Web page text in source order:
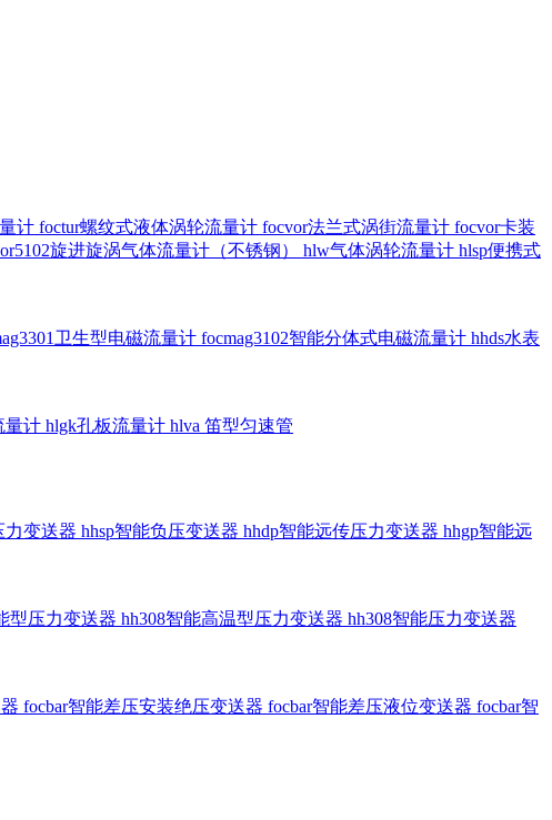
计 foctur螺纹式液体涡轮流量计 focvor法兰式涡街流量计 focvor卡装
旋进旋涡气体流量计（不锈钢） hlw气体涡轮流量计 hlsp便携式
卫生型电磁流量计 focmag3102智能分体式电磁流量计 hhds水表
量计 hlgk孔板流量计 hlva 笛型匀速管
力变送器 hhsp智能负压变送器 hhdp智能远传压力变送器 hhgp智能远
型压力变送器 hh308智能高温型压力变送器 hh308智能压力变送器
focbar智能差压安装绝压变送器 focbar智能差压液位变送器 focbar智